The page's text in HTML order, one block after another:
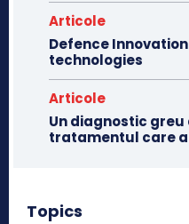
Articole
Defence Innovation
technologies
Articole
Un diagnostic
tratamentul care
Topics